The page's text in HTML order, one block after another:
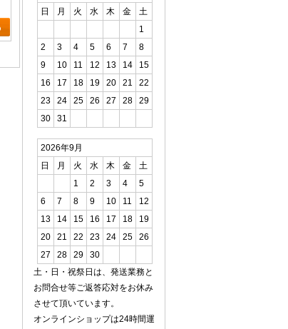
日
月 火 水 木 金
土
1
2
3 4 5 6 7
8
9
10 11 12 13 14
15
16
17 18 19 20 21
22
23
24 25 26 27 28
29
30
31
2026年9月
日
月 火 水 木 金
土
1
2 3 4
5
6
7 8 9 10 11
12
13
14 15 16 17 18
19
20
21 22 23 24 25
26
27
28 29
30
土・日・祝祭日は、発送業務と
お問合せ等ご返答応対をお休み
させて頂いています。
オンラインショップは24時間運